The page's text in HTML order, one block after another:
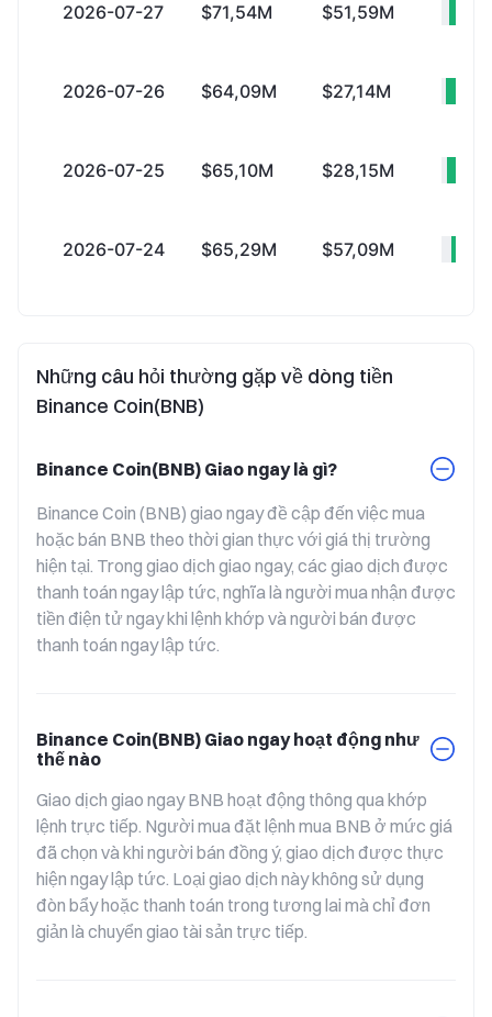
2026-07-27 $71,54M $51,59M
2026-07-26 $64,09M $27,14M
2026-07-25 $65,10M $28,15M
2026-07-24 $65,29M $57,09M
Những câu hỏi thường gặp về dòng tiền
Binance Coin(BNB)
Binance Coin(BNB) Giao ngay là gì?
Binance Coin (BNB) giao ngay đề cập đến việc mua
hoặc bán BNB theo thời gian thực với giá thị trường
hiện tại. Trong giao dịch giao ngay, các giao dịch được
thanh toán ngay lập tức, nghĩa là người mua nhận được
tiền điện tử ngay khi lệnh khớp và người bán được
thanh toán ngay lập tức.
Binance Coin(BNB) Giao ngay hoạt động như
thế nào
Giao dịch giao ngay BNB hoạt động thông qua khớp
lệnh trực tiếp. Người mua đặt lệnh mua BNB ở mức giá
đã chọn và khi người bán đồng ý, giao dịch được thực
hiện ngay lập tức. Loại giao dịch này không sử dụng
đòn bẩy hoặc thanh toán trong tương lai mà chỉ đơn
giản là chuyển giao tài sản trực tiếp.